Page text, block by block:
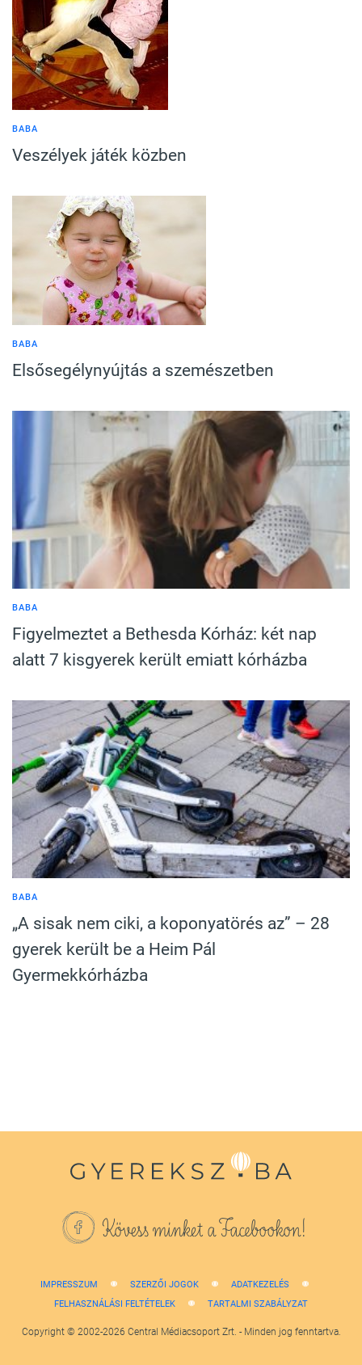
BABA
Veszélyek játék közben
BABA
Elsősegélynyújtás a szemészetben
BABA
Figyelmeztet a Bethesda Kórház: két nap
alatt 7 kisgyerek került emiatt kórházba
BABA
„A sisak nem ciki, a koponyatörés az” – 28
gyerek került be a Heim Pál
Gyermekkórházba
Kövess minket a Facebookon!
IMPRESSZUM SZERZŐI JOGOK
ADATKEZELÉS
FELHASZNÁLÁSI FELTÉTELEK
TARTALMI SZABÁLYZAT
Copyright © 2002-2026 Central Médiacsoport Zrt. - Minden jog fenntartva.